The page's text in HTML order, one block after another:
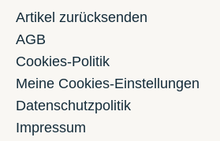
Artikel zurücksenden
AGB
Cookies-Politik
Meine Cookies-Einstellungen
Datenschutzpolitik
Impressum